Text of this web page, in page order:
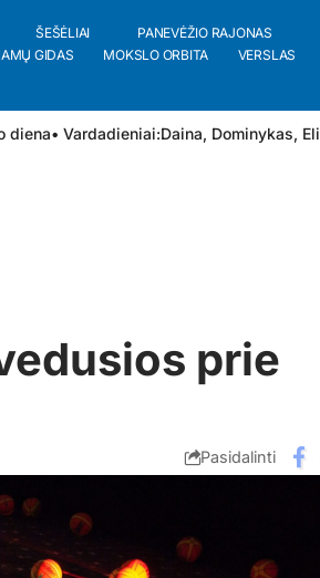
ŠEŠĖLIAI PANEVĖŽIO RAJONAS
GIDAS MOKSLO ORBITA VERSLAS
diena• Vardadieniai:Daina, Dominykas,
prie
Pasidalinti